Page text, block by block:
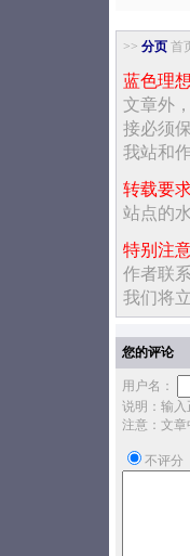
>> 分页 首
蓝色理
文章外
接必须
我站和
转载要
站点的
特别注
作者联
我们将
您的评论
用户名：
说明：输
注意：文章
不评分